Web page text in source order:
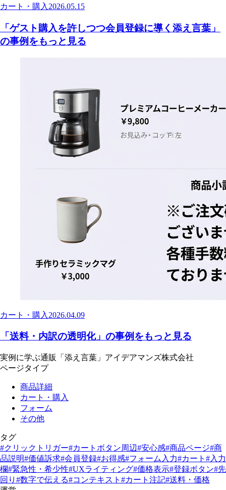
カート・購入 2026.05.15
「ゲスト購入を許しつつ会員登録に導く添え言葉」
の事例をもっと見る
カート・購入 2026.04.09
「送料・内訳の透明化」の事例をもっと見る
実例に学ぶ通販「添え言葉」 アイデアマンズ株式会社
ページタイプ
商品詳細
カート・購入
フォーム
その他
タグ
#クリックトリガー#カートボタン周辺#安心感#商品ページ#商
品説明#価値訴求#会員登録#お得感#フォーム入力#カート #入力
欄#緊急性・希少性#UXライティング#価格表示#登録ボタン#先
回り #数字で伝える#コンテキスト #カート注記#送料・価格